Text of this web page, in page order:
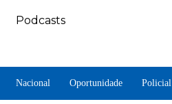
Podcasts
Nacional Oportunidade Policial